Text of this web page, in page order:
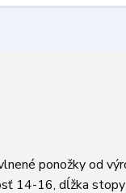
ponožky od
14-16, dĺžka